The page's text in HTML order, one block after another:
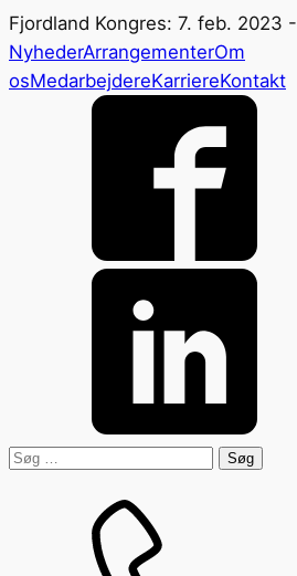
Fjordland Kongres: 7. feb. 2023 -
NyhederArrangementerOm
osMedarbejdereKarriereKontakt
Søg